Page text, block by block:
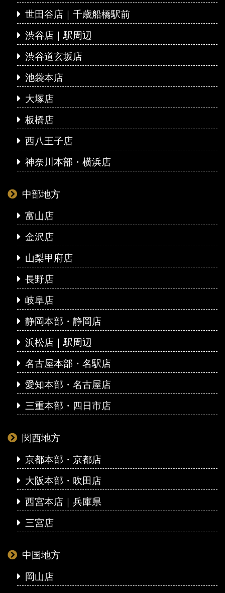
世田谷店｜千歳船橋駅前
渋谷店｜駅周辺
渋谷道玄坂店
池袋本店
大塚店
板橋店
西八王子店
神奈川本部・横浜店
中部地方
富山店
金沢店
山梨甲府店
長野店
岐阜店
静岡本部・静岡店
浜松店｜駅周辺
名古屋本部・名駅店
愛知本部・名古屋店
三重本部・四日市店
関西地方
京都本部・京都店
大阪本部・吹田店
西宮本店｜兵庫県
三宮店
中国地方
岡山店